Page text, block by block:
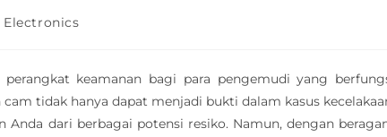
Electronics
keamanan bagi para pengemudi yang
tidak hanya dapat menjadi bukti dalam kasus
dari berbagai potensi resiko. Namun, dengan